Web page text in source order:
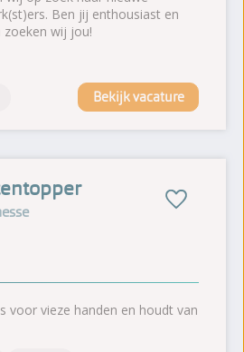
Ben jij enthousiast en
zoeken wij jou!
Bekijk vacature
voor vieze handen en houdt van